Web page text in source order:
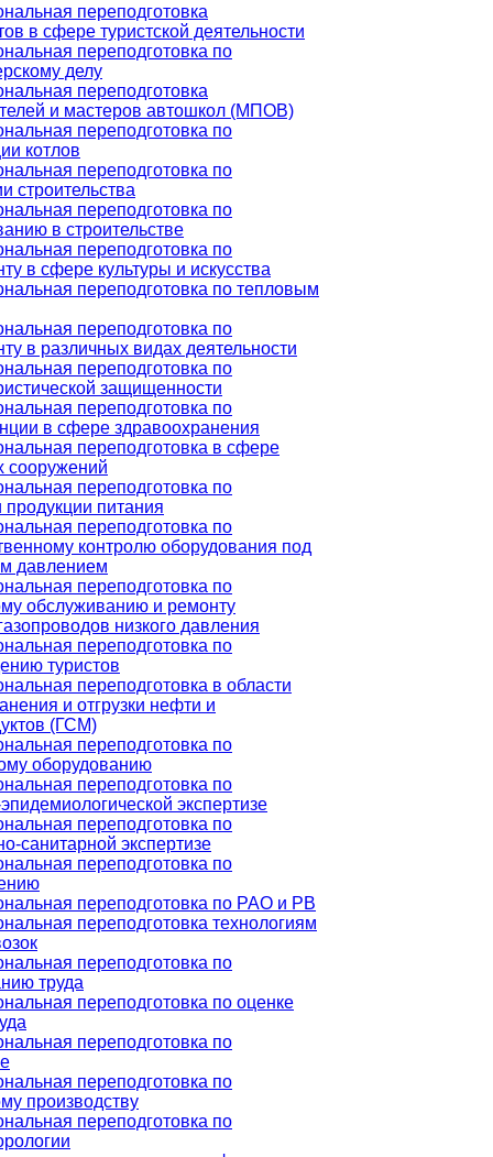
переподготовка
в сфере туристской деятельности
переподготовка по
делу
переподготовка
и мастеров автошкол (МПОВ)
переподготовка по
котлов
переподготовка по
строительства
переподготовка по
в строительстве
переподготовка по
в сфере культуры и искусства
переподготовка по тепловым
переподготовка по
в различных видах деятельности
переподготовка по
защищенности
переподготовка по
в сфере здравоохранения
переподготовка в сфере
сооружений
переподготовка по
продукции питания
переподготовка по
контролю оборудования под
давлением
переподготовка по
обслуживанию и ремонту
низкого давления
переподготовка по
туристов
переподготовка в области
и отгрузки нефти и
(ГСМ)
переподготовка по
оборудованию
переподготовка по
экспертизе
переподготовка по
санитарной экспертизе
переподготовка по
переподготовка по РАО и РВ
переподготовка технологиям
переподготовка по
труда
переподготовка по оценке
переподготовка по
переподготовка по
производству
переподготовка по